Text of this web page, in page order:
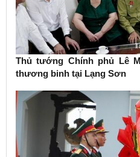
Thủ tướng Chính phủ Lê
thương binh tại Lạng Sơn